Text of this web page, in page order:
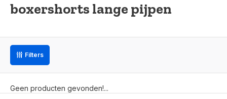
boxershorts lange pijpen
Filters
Geen producten gevonden!...